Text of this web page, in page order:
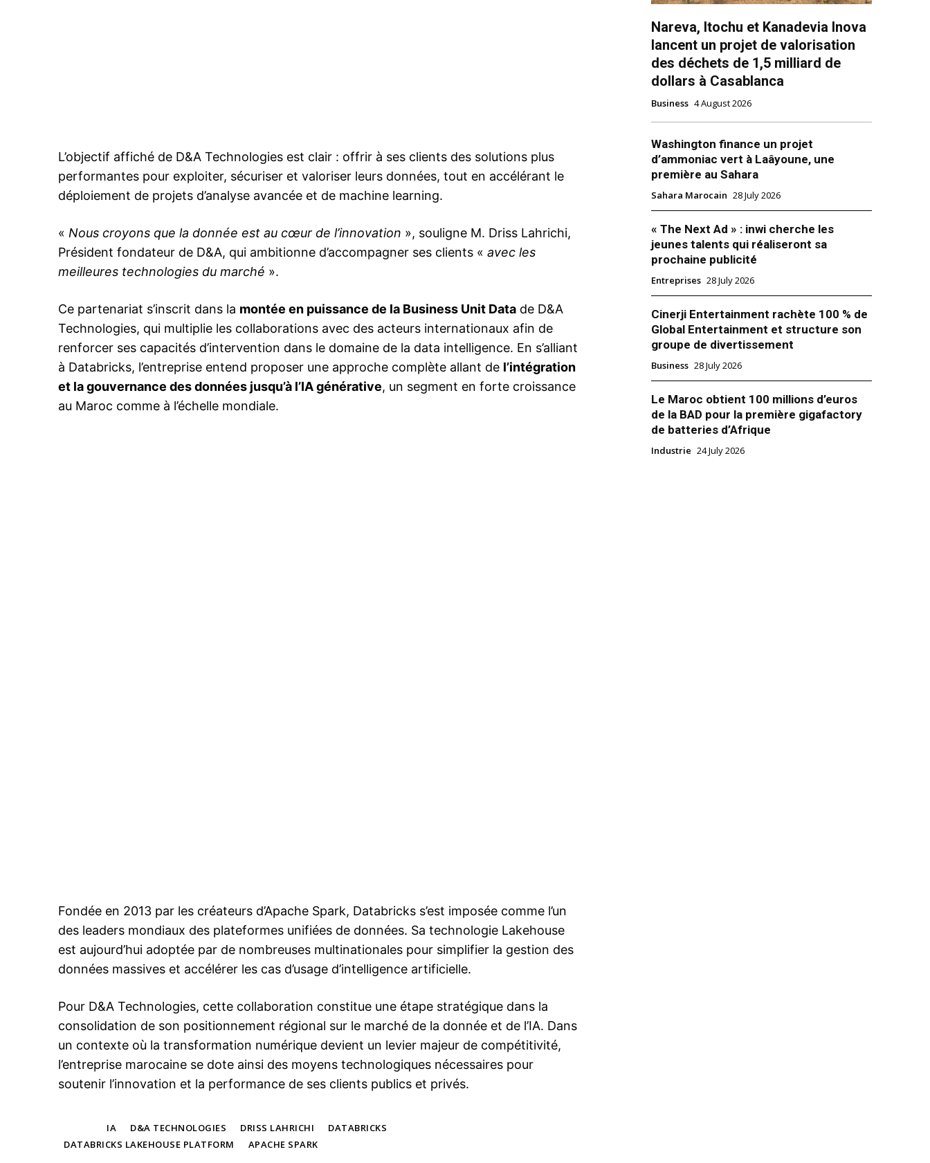
Mon compte
Fusion AI-in-a-Box : ce que propose
nouvelle offre d’IA souveraine
L’objectif affiché de D&A Technologies est clair : offrir à ses clients des solutions plus
performantes pour exploiter, sécuriser et valoriser leurs données, tout en accélérant le
déploiement de projets d’analyse avancée et de machine learning.
« Nous croyons que la donnée est au cœur de l’innovation », souligne M. Driss Lahrichi,
Président fondateur de D&A, qui ambitionne d’accompagner ses clients « avec les
meilleures technologies du marché ».
Ce partenariat s’inscrit dans la montée en puissance de la Business Unit Data de D&A
Technologies, qui multiplie les collaborations avec des acteurs internationaux afin de
renforcer ses capacités d’intervention dans le domaine de la data intelligence. En s’alliant
à Databricks, l’entreprise entend proposer une approche complète allant de l’intégration
et la gouvernance des données jusqu’à l’IA générative, un segment en forte croissance
au Maroc comme à l’échelle mondiale.
Fondée en 2013 par les créateurs d’Apache Spark, Databricks s’est imposée comme l’un
des leaders mondiaux des plateformes unifiées de données. Sa technologie Lakehouse
est aujourd’hui adoptée par de nombreuses multinationales pour simplifier la gestion des
données massives et accélérer les cas d’usage d’intelligence artificielle.
Pour D&A Technologies, cette collaboration constitue une étape stratégique dans la
consolidation de son positionnement régional sur le marché de la donnée et de l’IA. Dans
un contexte où la transformation numérique devient un levier majeur de compétitivité,
l’entreprise marocaine se dote ainsi des moyens technologiques nécessaires pour
soutenir l’innovation et la performance de ses clients publics et privés.
IA D&A TECHNOLOGIES DRISS LAHRICHI
DATABRICKS
DATABRICKS LAKEHOUSE PLATFORM
APACHE SPARK
Nareva, Itochu et Kanadevia Inova
lancent un projet de valorisation
des déchets de 1,5 milliard de
dollars à Casablanca
Business 4 August 2026
Washington finance un projet
d’ammoniac vert à Laâyoune, une
première au Sahara
Sahara Marocain 28 July 2026
« The Next Ad » : inwi cherche les
jeunes talents qui réaliseront sa
prochaine publicité
Entreprises 28 July 2026
Cinerji Entertainment rachète 100 % de
Global Entertainment et structure son
groupe de divertissement
Business 28 July 2026
Le Maroc obtient 100 millions d’euros
de la BAD pour la première gigafactory
de batteries d’Afrique
Industrie 24 July 2026